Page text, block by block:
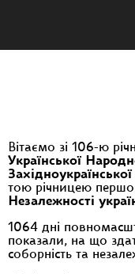
Вітаємо зі 106-ю
Української
тою річницею
Незалежності
1064 дні
показали, на що
соборність та